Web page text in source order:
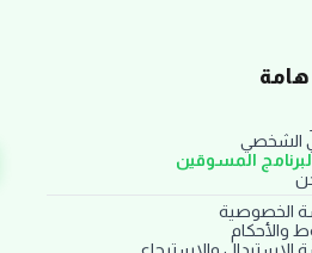
هامة
الشخصي
المسوقين
الخصوصية
والأحكام